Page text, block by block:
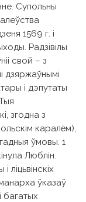
Супольны
1569 г. і
Радзівілы
свой – з
дзяржаўнымі
і дэпутаты
згодна з
каралём),
ўмовы. 1
Люблін.
ўказаў
багатых